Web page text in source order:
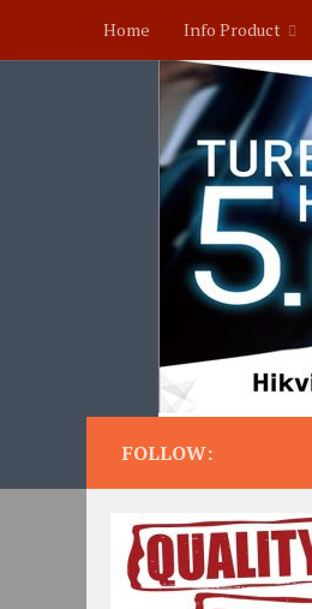
Home Info Product
FOLLOW: